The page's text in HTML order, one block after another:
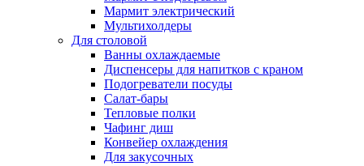
Мармит электрический
Мультихолдеры
Для столовой
Ванны охлаждаемые
Диспенсеры для напитков с краном
Подогреватели посуды
Салат-бары
Тепловые полки
Чафинг диш
Конвейер охлаждения
Для закусочных